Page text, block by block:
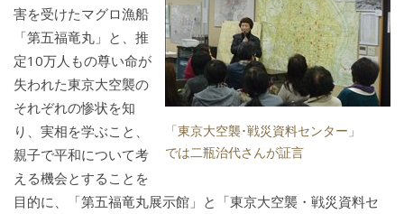
「東京大空襲･戦災資料センター」
では二瓶治代さんが証言
害を受けたマグロ漁船
「第五福竜丸」と、推
定10万人もの尊い命が
失われた東京大空襲の
それぞれの惨状を知
り、実相を学ぶこと、
親子で平和について考
える機会とすることを
目的に、「第五福竜丸展示館」と「東京大空襲・戦災資料セ